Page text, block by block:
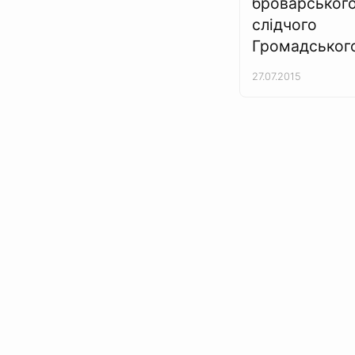
слідчого
27.07.2015